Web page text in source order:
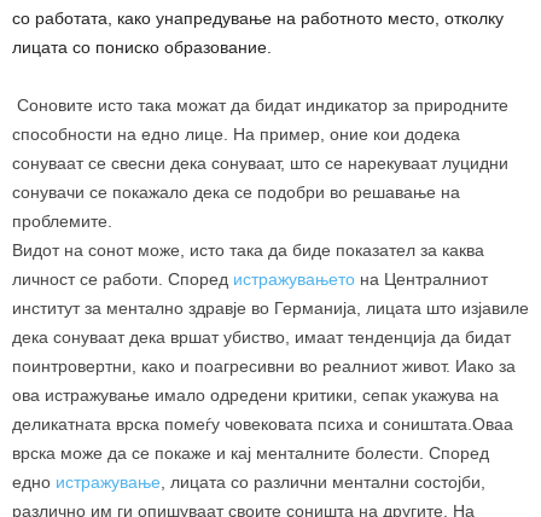
со работата, како унапредување на работното место, отколку
лицата со пониско образование.
Соновите исто така можат да бидат индикатор за природните
способности на едно лице. На пример, оние кои додека
сонуваат се свесни дека сонуваат, што се нарекуваат луцидни
сонувачи се покажало дека се подобри во решавање на
проблемите.
Видот на сонот може, исто така да биде показател за каква
личност се работи. Според истражувањето на Централниот
институт за ментално здравје во Германија, лицата што изјавиле
дека сонуваат дека вршат убиство, имаат тенденција да бидат
поинтровертни, како и поагресивни во реалниот живот. Иако за
ова истражување имало одредени критики, сепак укажува на
деликатната врска помеѓу човековата психа и соништата.Оваа
врска може да се покаже и кај менталните болести. Според
едно истражување , лицата со различни ментални состојби,
различно им ги опишуваат своите соништа на другите. На